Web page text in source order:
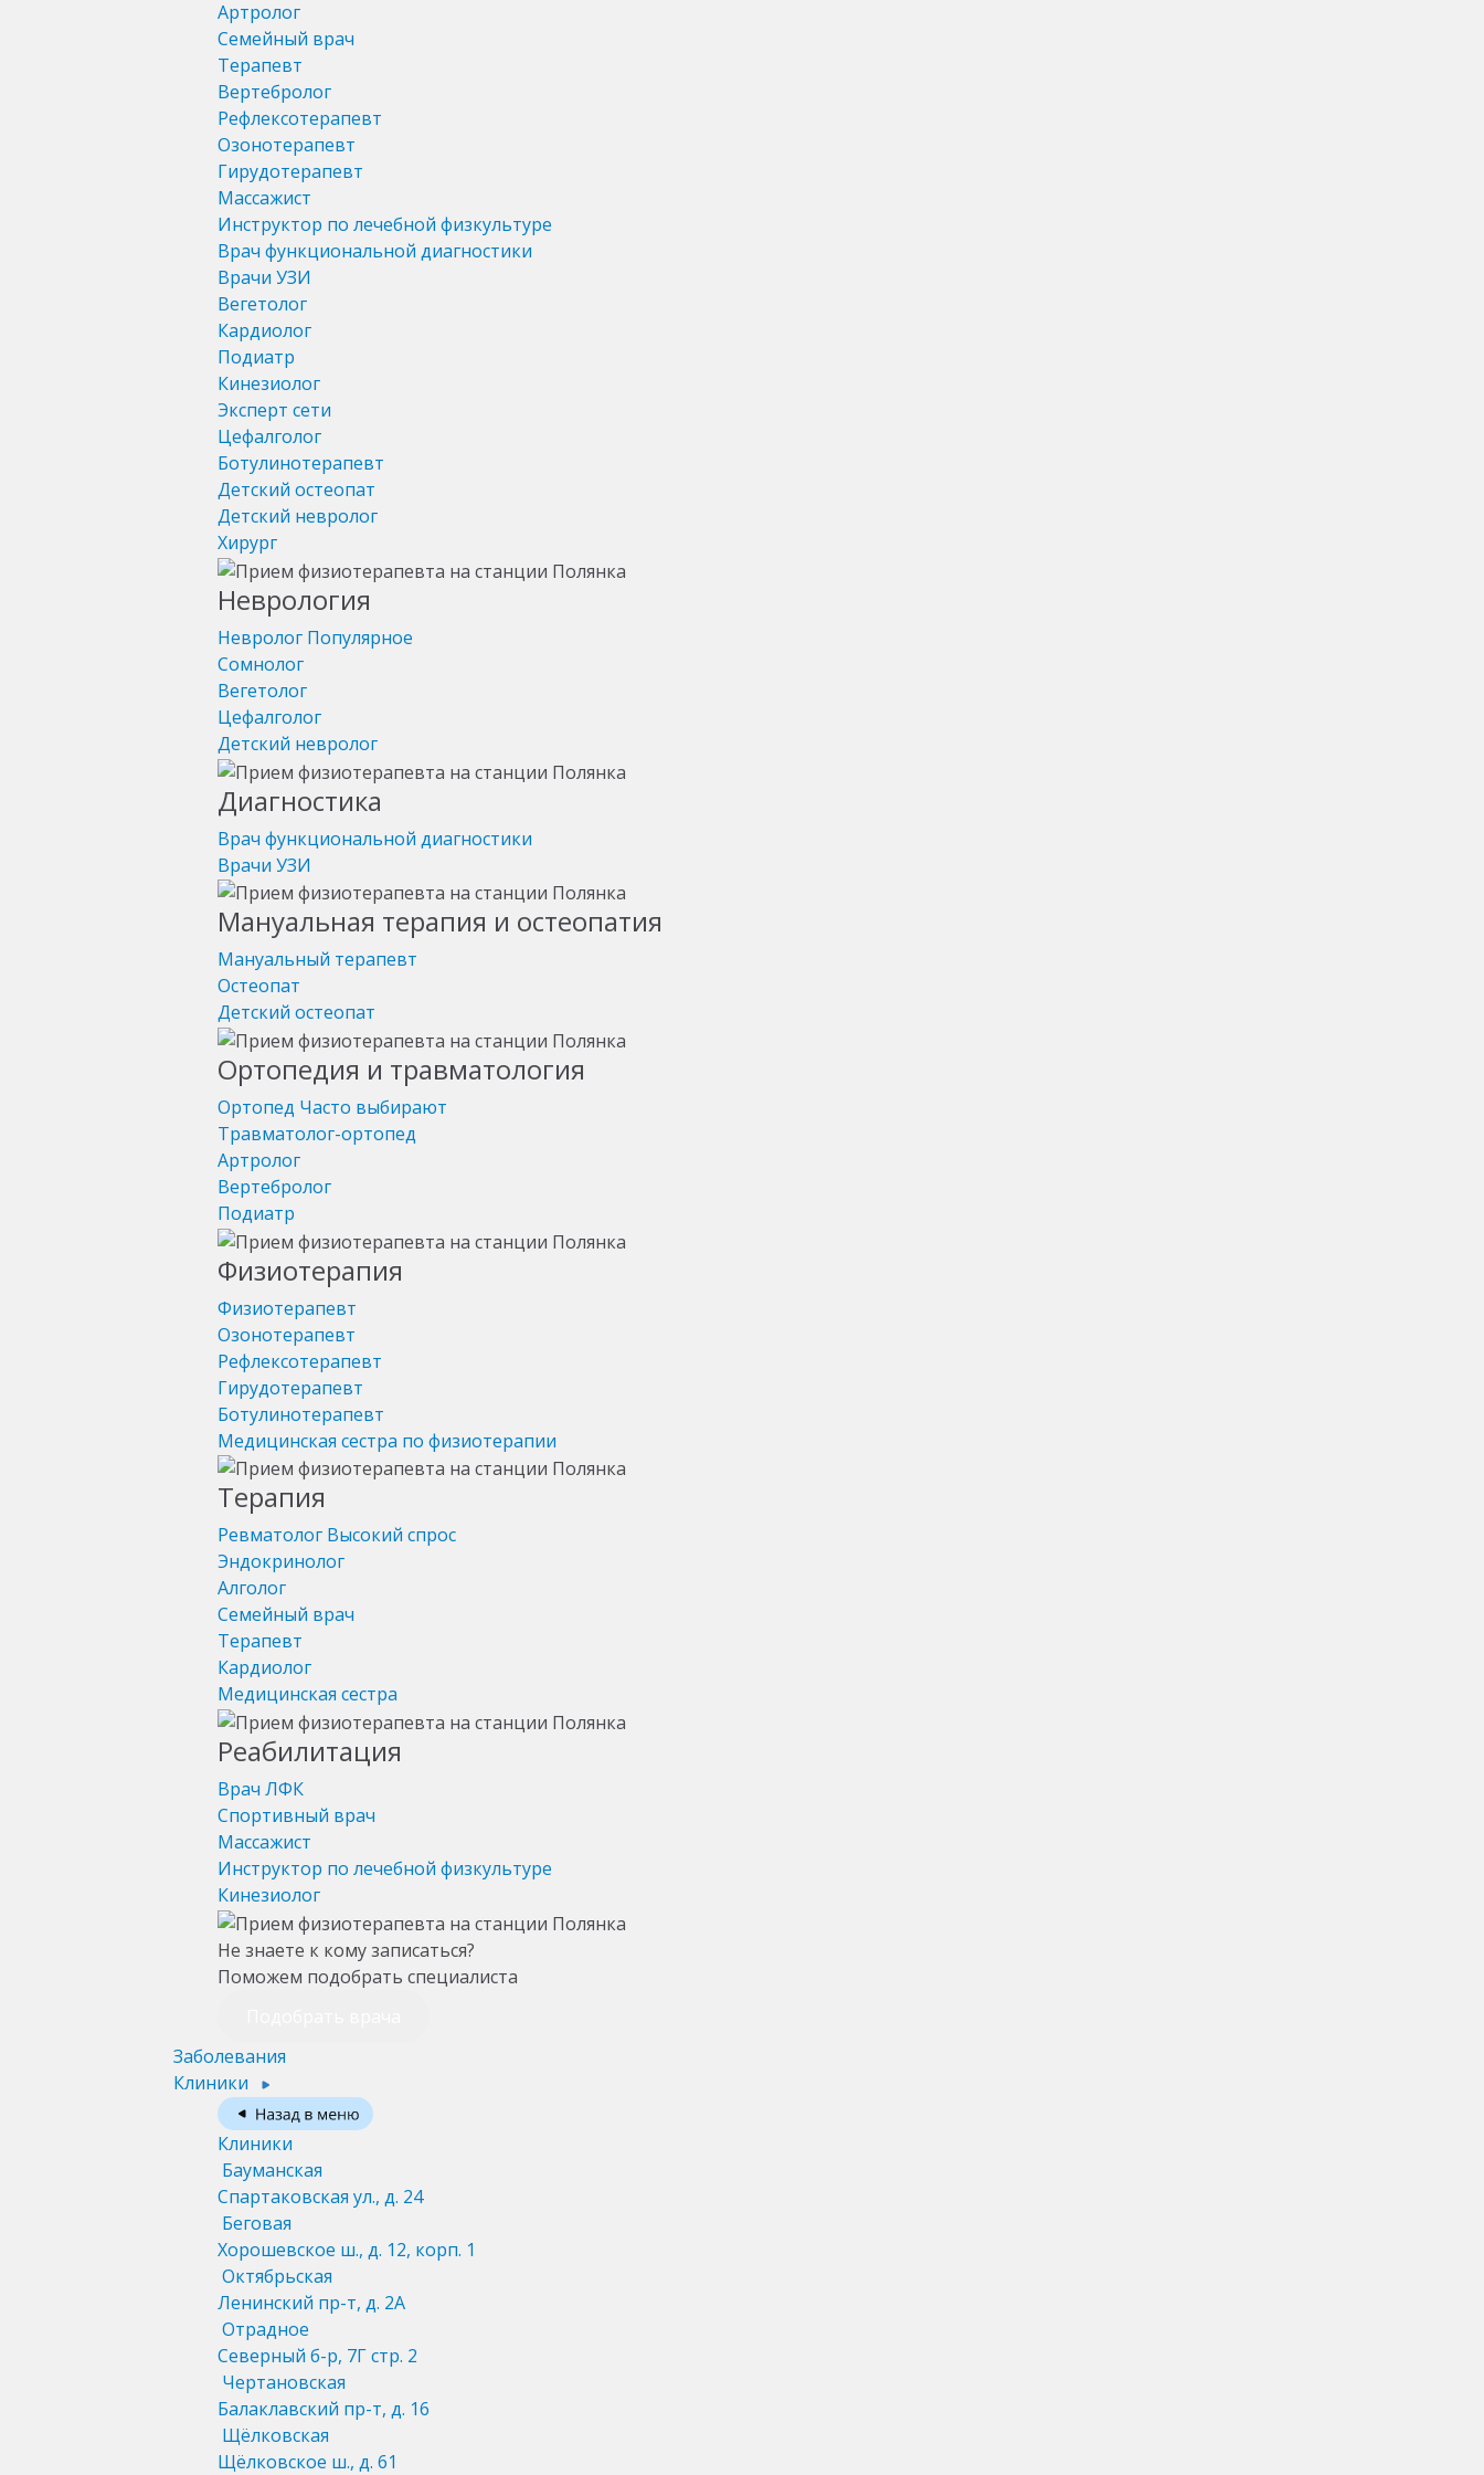
Артролог
Семейный врач
Терапевт
Вертебролог
Рефлексотерапевт
Озонотерапевт
Гирудотерапевт
Массажист
Инструктор по лечебной физкультуре
Врач функциональной диагностики
Врачи УЗИ
Вегетолог
Кардиолог
Подиатр
Кинезиолог
Эксперт сети
Цефалголог
Ботулинотерапевт
Детский остеопат
Детский невролог
Хирург
Неврология
Невролог Популярное
Сомнолог
Вегетолог
Цефалголог
Детский невролог
Диагностика
Врач функциональной диагностики
Врачи УЗИ
Мануальная терапия и остеопатия
Мануальный терапевт
Остеопат
Детский остеопат
Ортопедия и травматология
Ортопед Часто выбирают
Травматолог-ортопед
Артролог
Вертебролог
Подиатр
Физиотерапия
Физиотерапевт
Озонотерапевт
Рефлексотерапевт
Гирудотерапевт
Ботулинотерапевт
Медицинская сестра по физиотерапии
Терапия
Ревматолог Высокий спрос
Эндокринолог
Алголог
Семейный врач
Терапевт
Кардиолог
Медицинская сестра
Реабилитация
Врач ЛФК
Спортивный врач
Массажист
Инструктор по лечебной физкультуре
Кинезиолог
Не знаете к кому записаться?
Поможем подобрать специалиста
Заболевания
Клиники
Клиники
Бауманская
Спартаковская ул., д. 24
Беговая
Хорошевское ш., д. 12, корп. 1
Октябрьская
Ленинский пр-т, д. 2А
Отрадное
Северный б-р, 7Г стр. 2
Чертановская
Балаклавский пр-т, д. 16
Щёлковская
Щёлковское ш., д. 61